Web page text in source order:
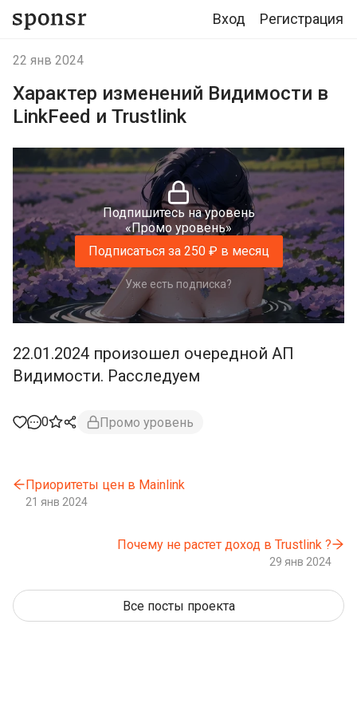
Вход Регистрация
22 янв 2024
Характер изменений Видимости в
LinkFeed и Trustlink
Подпишитесь на уровень
«Промо уровень»
Подписаться за 250 ₽ в месяц
Уже есть подписка?
22.01.2024 произошел очередной АП
Видимости. Расследуем
0 Промо уровень
Приоритеты цен в Mainlink
21 янв 2024
Почему не растет доход в Trustlink ?
29 янв 2024
Все посты проекта